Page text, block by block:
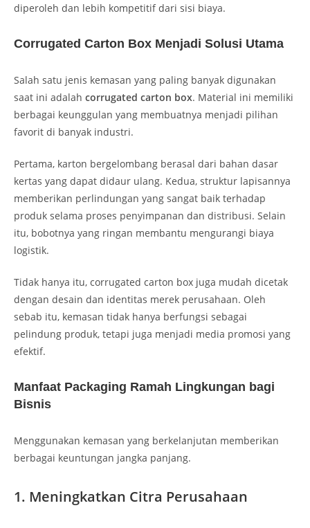
diperoleh dan lebih kompetitif dari sisi biaya.
Corrugated Carton Box Menjadi Solusi Utama
Salah satu jenis kemasan yang paling banyak digunakan
saat ini adalah corrugated carton box. Material ini memiliki
berbagai keunggulan yang membuatnya menjadi pilihan
favorit di banyak industri.
Pertama, karton bergelombang berasal dari bahan dasar
kertas yang dapat didaur ulang. Kedua, struktur lapisannya
memberikan perlindungan yang sangat baik terhadap
produk selama proses penyimpanan dan distribusi. Selain
itu, bobotnya yang ringan membantu mengurangi biaya
logistik.
Tidak hanya itu, corrugated carton box juga mudah dicetak
dengan desain dan identitas merek perusahaan. Oleh
sebab itu, kemasan tidak hanya berfungsi sebagai
pelindung produk, tetapi juga menjadi media promosi yang
efektif.
Manfaat Packaging Ramah Lingkungan bagi
Bisnis
Menggunakan kemasan yang berkelanjutan memberikan
berbagai keuntungan jangka panjang.
1. Meningkatkan Citra Perusahaan